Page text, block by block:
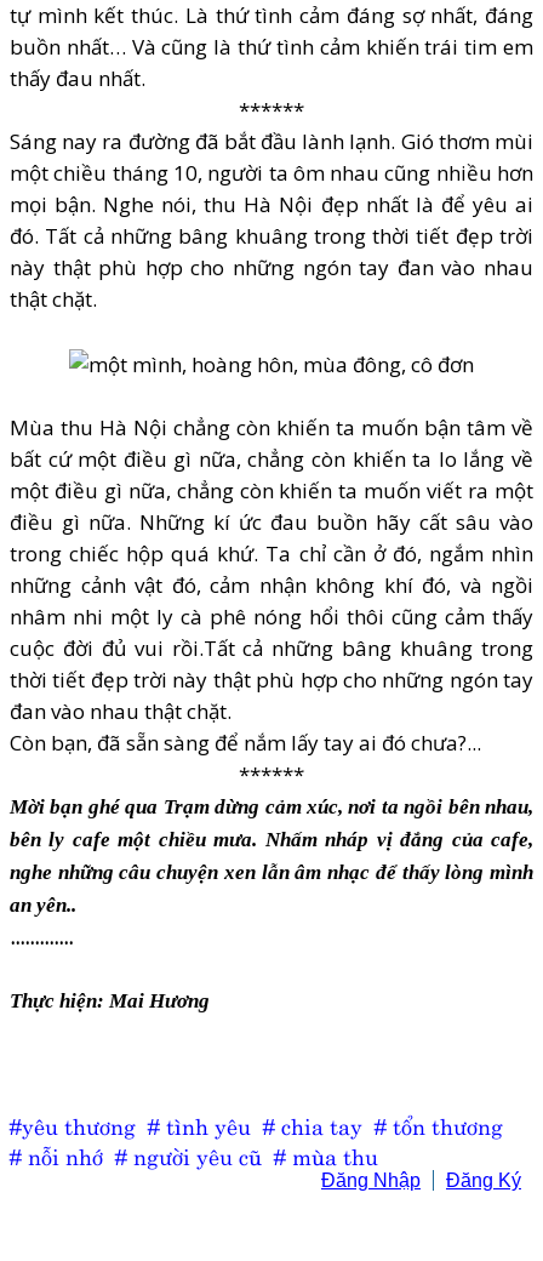
tự mình kết thúc. Là thứ tình cảm đáng sợ nhất, đáng
buồn nhất… Và cũng là thứ tình cảm khiến trái tim em
thấy đau nhất.
******
Sáng nay ra đường đã bắt đầu lành lạnh. Gió thơm mùi
một chiều tháng 10, người ta ôm nhau cũng nhiều hơn
mọi bận. Nghe nói, thu Hà Nội đẹp nhất là để yêu ai
đó. Tất cả những bâng khuâng trong thời tiết đẹp trời
này thật phù hợp cho những ngón tay đan vào nhau
thật chặt.
Mùa thu Hà Nội chẳng còn khiến ta muốn bận tâm về
bất cứ một điều gì nữa, chẳng còn khiến ta lo lắng về
một điều gì nữa, chẳng còn khiến ta muốn viết ra một
điều gì nữa. Những kí ức đau buồn hãy cất sâu vào
trong chiếc hộp quá khứ. Ta chỉ cần ở đó, ngắm nhìn
những cảnh vật đó, cảm nhận không khí đó, và ngồi
nhâm nhi một ly cà phê nóng hổi thôi cũng cảm thấy
cuộc đời đủ vui rồi.Tất cả những bâng khuâng trong
thời tiết đẹp trời này thật phù hợp cho những ngón tay
đan vào nhau thật chặt.
Còn bạn, đã sẵn sàng để nắm lấy tay ai đó chưa?...
******
Mời bạn ghé qua Trạm dừng cảm xúc, nơi ta ngồi bên nhau,
bên ly cafe một chiều mưa. Nhấm nháp vị đắng của cafe,
nghe những câu chuyện xen lẫn âm nhạc để thấy lòng mình
an yên..
.............
Thực hiện: Mai Hương
#yêu thương # tình yêu # chia tay # tổn thương
# nỗi nhớ # người yêu cũ # mùa thu
Đăng Nhập Đăng Ký